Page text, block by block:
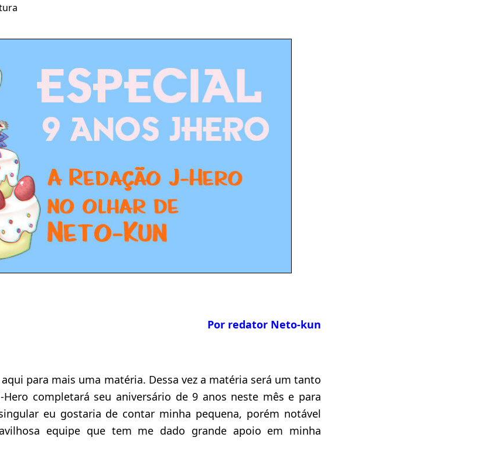
Por redator Neto-kun
aqui para mais uma matéria. Dessa vez a matéria será um tanto
Hero completará seu aniversário de 9 anos neste mês e para
eu gostaria de contar minha pequena, porém notável
equipe que tem me dado grande apoio em minha